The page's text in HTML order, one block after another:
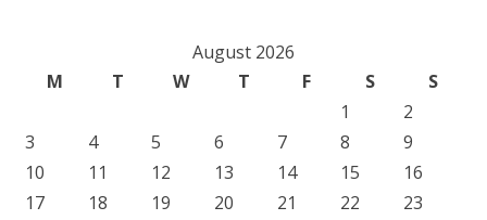
August 2026
M
T W T F S
S
1
2
3
4 5 6 7 8
9
10
11 12 13 14 15
16
17
18 19 20 21 22
23